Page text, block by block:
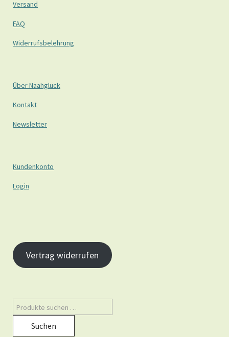
Versand
FAQ
Widerrufsbelehrung
Über Näähglück
Kontakt
Newsletter
Kundenkonto
Login
Vertrag widerrufen
Suchen